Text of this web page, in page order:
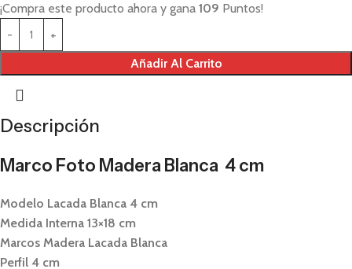
¡Compra este producto ahora y gana 109 Puntos!
Añadir Al Carrito
Descripción
Marco Foto Madera Blanca 4 cm
Modelo Lacada Blanca 4 cm
Medida Interna 13×18 cm
Marcos Madera Lacada Blanca
Perfil 4 cm